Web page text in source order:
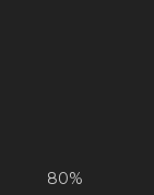
80%